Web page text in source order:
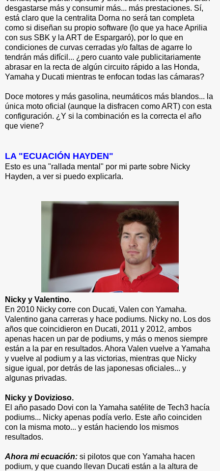
desgastarse más y consumir más... más prestaciones. Sí,
está claro que la centralita Dorna no será tan completa
como si diseñan su propio software (lo que ya hace Aprilia
con sus SBK y la ART de Espargaró), por lo que en
condiciones de curvas cerradas y/o faltas de agarre lo
tendrán más difícil... ¿pero cuanto vale publicitariamente
abrasar en la recta de algún circuito rápido a las Honda,
Yamaha y Ducati mientras te enfocan todas las cámaras?
Doce motores y más gasolina, neumáticos más blandos... la
única moto oficial (aunque la disfracen como ART) con esta
configuración. ¿Y si la combinación es la correcta el año
que viene?
LA "ECUACIÓN HAYDEN"
Esto es una "rallada mental" por mi parte sobre Nicky
Hayden, a ver si puedo explicarla.
Nicky y Valentino.
En 2010 Nicky corre con Ducati, Valen con Yamaha.
Valentino gana carreras y hace podiums. Nicky no. Los dos
años que coincidieron en Ducati, 2011 y 2012, ambos
apenas hacen un par de podiums, y más o menos siempre
están a la par en resultados. Ahora Valen vuelve a Yamaha
y vuelve al podium y a las victorias, mientras que Nicky
sigue igual, por detrás de las japonesas oficiales... y
algunas privadas.
Nicky y Dovizioso.
El año pasado Dovi con la Yamaha satélite de Tech3 hacía
podiums... Nicky apenas podía verlo. Este año coinciden
con la misma moto... y están haciendo los mismos
resultados.
Ahora mi ecuación: si pilotos que con Yamaha hacen
podium, y que cuando llevan Ducati están a la altura de